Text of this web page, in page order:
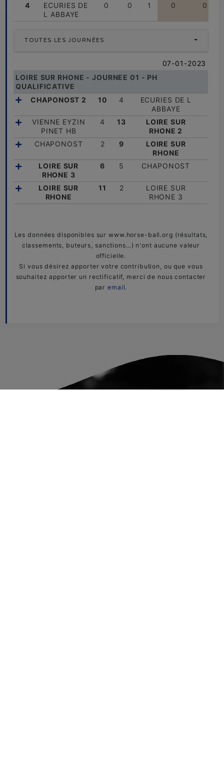
4
ECURIES DE
L ABBAYE
0 0 1 0 0
TOUTES LES JOURNÉES
07-01-2023
LOIRE SUR RHONE - JOURNEE 01 - PH
QUALIFICATIVE
CHAPONOST 2
10 4
ECURIES DE L
ABBAYE
VIENNE EYZIN
PINET HB
4 13
LOIRE SUR
RHONE 2
CHAPONOST
2 9
LOIRE SUR
RHONE
LOIRE SUR
RHONE 3
6 5 CHAPONOST
LOIRE SUR
RHONE
11 2
LOIRE SUR
RHONE 3
Les données disponibles sur www.horse-ball.org (résultats,
classements, buteurs, sanctions…) n'ont aucune valeur
officielle.
Si vous désirez apporter votre contribution, ou que vous
souhaitez apporter un rectificatif, merci de nous contacter
paremail.